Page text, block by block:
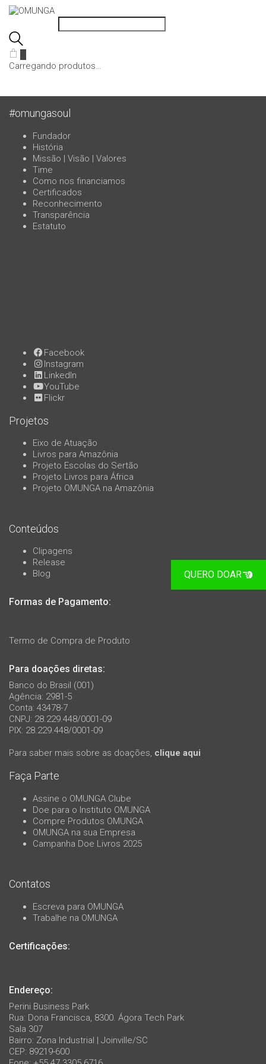
Carregando produtos…
#omungasoul
Fundador
História
Missão | Visão | Valores
Time
Como nos financiamos
Certificados
Reconhecimento
Transparência
Estatuto
Facebook
Instagram
LinkedIn
YouTube
Flickr
Projetos
Eixo de Atuação
Livros para Amazônia
Projeto Escolas do Sertão
Projeto Livros para África
Projeto OMUNGA na Amazônia
Conteúdos
Clipagens
Release
Blog
Formas de Pagamento:
Termo de Compra de Produto
Para doações diretas:
Banco do Brasil (001)
Agência: 2981-5
Conta: 43478-7
CNPJ: 28.229.448/0001-09
PIX: 28.229.448/0001-09
Para saber mais sobre as doações, clique aqui
Faça Parte
Assine o OMUNGA Clube
Doe para o Instituto OMUNGA
Compre Produtos OMUNGA
OMUNGA na sua Empresa
Campanha Doe Livros 2025
Contatos
Escreva para OMUNGA
Trabalhe na OMUNGA
Certificações:
Endereço:
Perini Business Park
Rua: Dona Francisca, 8300. Ágora Tech Park
Sala 307
Bairro: Zona Industrial | Joinville/SC
CEP: 89219-600
QUERO DOAR